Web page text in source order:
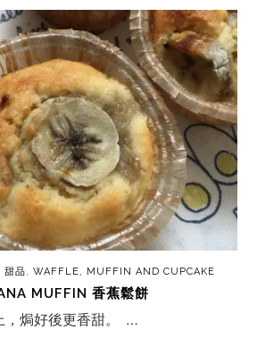
甜品, WAFFLE, MUFFIN AND CUPCAKE
MUFFIN 香蕉鬆餅
，焗好後更香甜。 …